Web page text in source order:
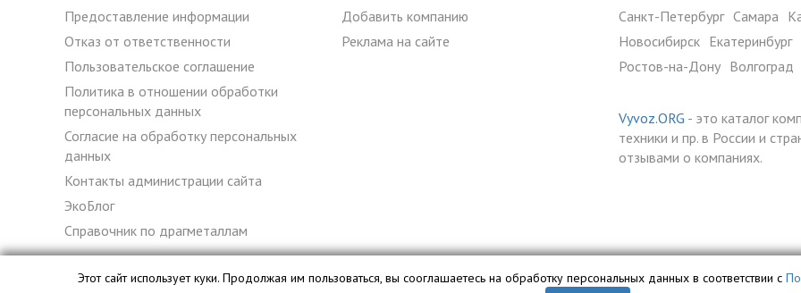
Предоставление информации
Отказ от ответственности
Пользовательское соглашение
Политика в отношении обработки
персональных данных
Согласие на обработку персональных
данных
Контакты администрации сайта
ЭкоБлог
Справочник по драгметаллам
Добавить компанию
Реклама на сайте
Санкт-Петербург Самара
Новосибирск Екатеринбург
Ростов-на-Дону Волгоград
Vyvoz.ORG - это каталог
техники и пр. в России и
отзывами о компаниях.
Этот сайт использует куки. Продолжая им пользоваться, вы сооглашаетесь на обработку персональных данных в соответствии с